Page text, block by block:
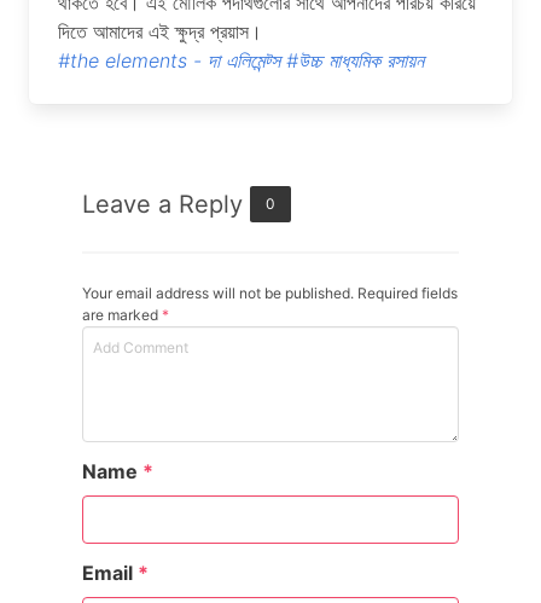
দিতে আমাদের এই ক্ষুদ্র প্রয়াস।
#the elements - দা এলিমেন্ট্স #উচ্চ মাধ্যমিক রসায়ন
Leave a Reply 0
Your email address will not be published. Required fields
are marked *
Name *
Email *